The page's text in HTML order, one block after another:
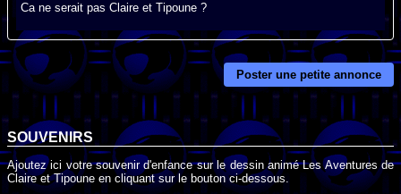
Ca ne serait pas Claire et Tipoune ?
Poster une petite annonce
SOUVENIRS
Ajoutez ici votre souvenir d'enfance sur le dessin animé Les Aventures de
Claire et Tipoune en cliquant sur le bouton ci-dessous.